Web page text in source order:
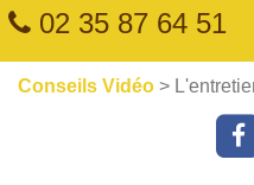
02 35 87 64 51
Conseils Vidéo >